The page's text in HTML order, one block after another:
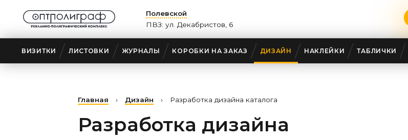
Полевской
ПВЗ: ул. Декабристов, 6
ВИЗИТКИ ЛИСТОВКИ ЖУРНАЛЫ КОРОБКИ НА ЗАКАЗ ДИЗАЙН НАКЛЕЙКИ ТАБЛИЧКИ
Главная › Дизайн › Разработка дизайна каталога
Разработка дизайна